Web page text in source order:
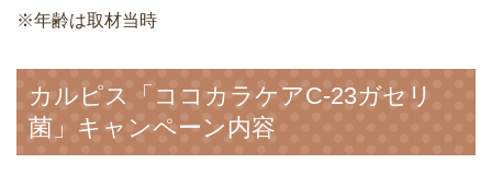
※年齢は取材当時
カルピス「ココカラケアC-23ガセリ
菌」キャンペーン内容